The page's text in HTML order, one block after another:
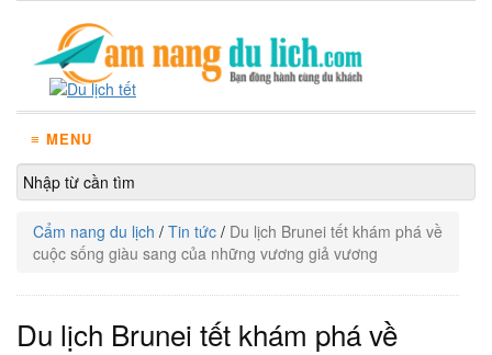
≡ MENU
Cẩm nang du lịch / Tin tức / Du lịch Brunei tết khám phá về
cuộc sống giàu sang của những vương giả vương
Du lịch Brunei tết khám phá về